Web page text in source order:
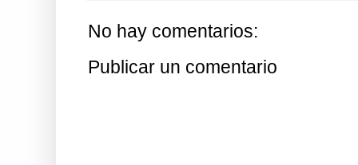
No hay comentarios:
Publicar un comentario